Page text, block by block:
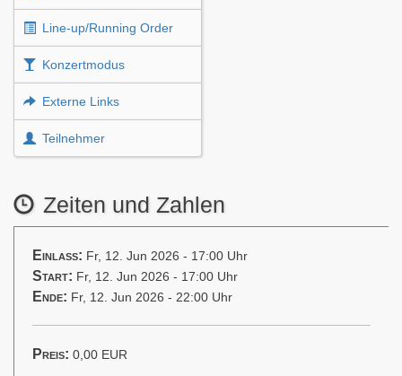
Line-up/Running Order
Konzertmodus
Externe Links
Teilnehmer
Zeiten und Zahlen
Einlass: Fr, 12. Jun 2026 - 17:00 Uhr
Start: Fr, 12. Jun 2026 - 17:00 Uhr
Ende: Fr, 12. Jun 2026 - 22:00 Uhr
Preis: 0,00 EUR